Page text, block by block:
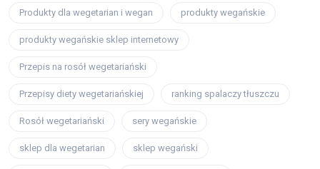
Produkty dla wegetarian i wegan produkty wegańskie
produkty wegańskie sklep internetowy
Przepis na rosół wegetariański
Przepisy diety wegetariańskiej ranking spalaczy tłuszczu
Rosół wegetariański sery wegańskie
sklep dla wegetarian sklep wegański